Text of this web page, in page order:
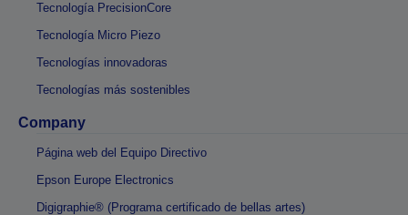
Tecnología PrecisionCore
Tecnología Micro Piezo
Tecnologías innovadoras
Tecnologías más sostenibles
Company
Página web del Equipo Directivo
Epson Europe Electronics
Digigraphie® (Programa certificado de bellas artes)